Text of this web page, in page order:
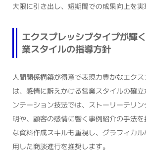
大限に引き出し、短期間での成果向上を実
エクスプレッシブタイプが輝
業スタイルの指導方針
人間関係構築が得意で表現力豊かなエク
は、感情に訴えかける営業スタイルの確
ンテーション技法では、ストーリーテリ
明や、顧客の感情に響く事例紹介の手法
な資料作成スキルも重視し、グラフィカ
用した商談進行を推奨します。